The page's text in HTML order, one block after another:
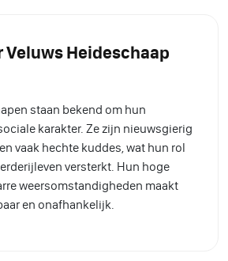
Veluws Heideschaap
staan bekend om hun
karakter. Ze zijn nieuwsgierig
vaak hechte kuddes, wat hun rol
versterkt. Hun hoge
weersomstandigheden maakt
en onafhankelijk.